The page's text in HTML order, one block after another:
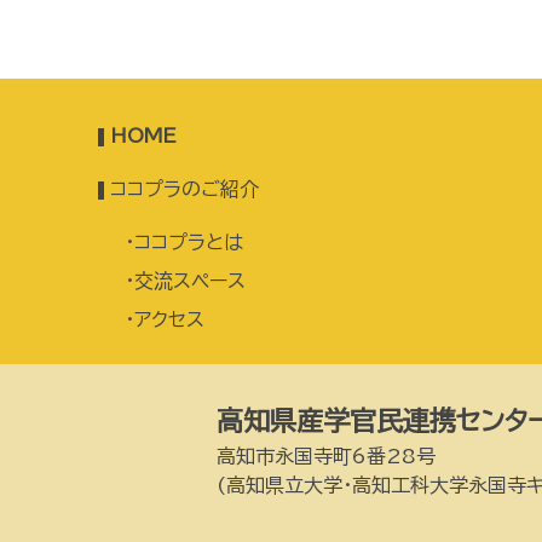
HOME
ココプラのご紹介
ココプラとは
交流スペース
アクセス
高知県産学官民連携センタ
高知市永国寺町6番28号
(高知県立大学・高知工科大学永国寺